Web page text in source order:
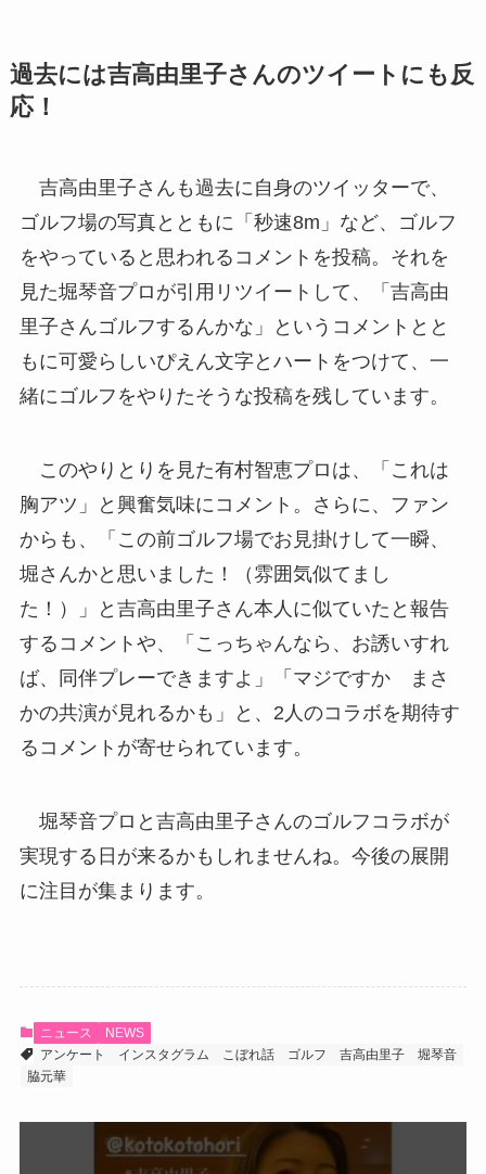
過去には吉高由里子さんのツイートにも反
応！
吉高由里子さんも過去に自身のツイッターで、
ゴルフ場の写真とともに「秒速8m」など、ゴルフ
をやっていると思われるコメントを投稿。それを
見た堀琴音プロが引用リツイートして、「吉高由
里子さんゴルフするんかな」というコメントとと
もに可愛らしいぴえん文字とハートをつけて、一
緒にゴルフをやりたそうな投稿を残しています。
このやりとりを見た有村智恵プロは、「これは
胸アツ」と興奮気味にコメント。さらに、ファン
からも、「この前ゴルフ場でお見掛けして一瞬、
堀さんかと思いました！（雰囲気似てまし
た！）」と吉高由里子さん本人に似ていたと報告
するコメントや、「こっちゃんなら、お誘いすれ
ば、同伴プレーできますよ」「マジですか まさ
かの共演が見れるかも」と、2人のコラボを期待す
るコメントが寄せられています。
堀琴音プロと吉高由里子さんのゴルフコラボが
実現する日が来るかもしれませんね。今後の展開
に注目が集まります。
ニュース
NEWS
アンケート
インスタグラム こぼれ話 ゴルフ 吉高由里子
堀琴音
脇元華